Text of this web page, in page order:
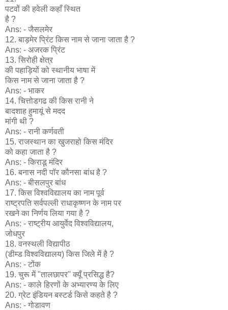
पटवों की हवेली कहाँ स्थित
है ?
Ans: - जैसलमेर
12. बाड़मेर प्रिंट किस नाम से जाना जाता है ?
Ans: - अजरक प्रिंट
13. सिरोही क्षेत्र
की पहाड़ियों को स्थानीय भाषा में
किस नाम से जाना जाता है ?
Ans: - भाकर
14. चित्तोडगढ की किस रानी ने
बादशाह हुमायूं से मदद
मांगी थी ?
Ans: - रानी कर्णवती
15. राजस्थान का खुजराहो किस मंदिर
को कहा जाता है ?
Ans: - किराडू मंदिर
16. बनास नदी पॉर कौनसा बांध है ?
Ans: - बीसलपुर बांध
17. किस विश्वविद्यालय का नाम पूर्व
राष्ट्रपति सर्वपल्ली राधाकृष्णन के नाम पर
रखने का निर्णय लिया गया है ?
Ans: - राष्ट्रीय आयुर्वेद विश्वविद्यालय,
जोधपुर
18. वनस्थली विद्यापीठ
(डीम्ड विश्वविद्यालय) किस जिले में है ?
Ans: - टोंक
19. चुरू में "तालछापर'' क्यूँ प्रसिद्ध है?
Ans: - काले हिरणों के अभ्यारण्य के लिए
20. ग्रेट इंडियन बस्टर्ड किसे कहते है ?
Ans: - गोडावण